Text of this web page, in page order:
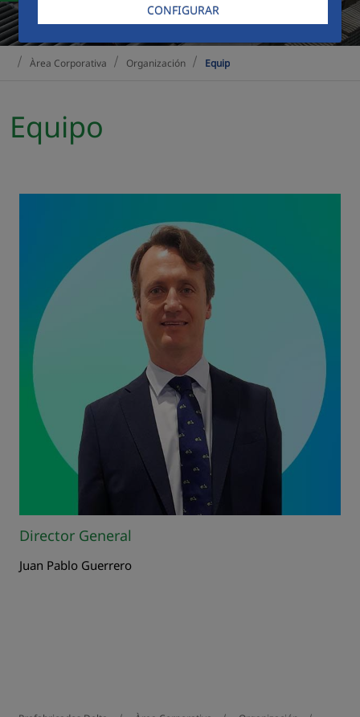
CONFIGURAR
Àrea Corporativa Organización Equip
Equipo
Director General
Juan Pablo Guerrero